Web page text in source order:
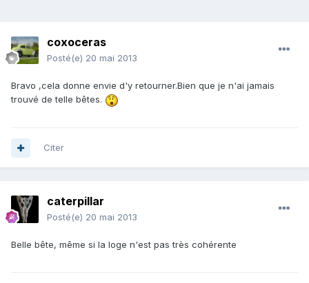
coxoceras
Posté(e) 20 mai 2013
Bravo ,cela donne envie d'y retourner.Bien que je n'ai jamais
trouvé de telle bêtes.
Citer
caterpillar
Posté(e) 20 mai 2013
Belle bête, même si la loge n'est pas très cohérente